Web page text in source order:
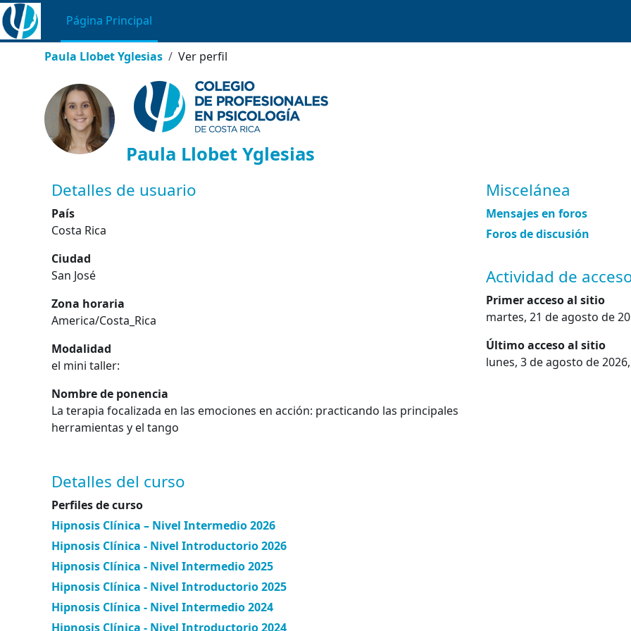
Salta al contenido principal
Página Principal
Paula Llobet Yglesias Ver perfil
Paula Llobet Yglesias
Perfil de usuario
Bloques de contenido principales
Detalles de usuario
País
Costa Rica
Ciudad
San José
Zona horaria
America/Costa_Rica
Modalidad
el mini taller:
Nombre de ponencia
La terapia focalizada en las emociones en acción: practicando las principales
herramientas y el tango
Detalles del curso
Perfiles de curso
Hipnosis Clínica – Nivel Intermedio 2026
Hipnosis Clínica - Nivel Introductorio 2026
Hipnosis Clínica - Nivel Intermedio 2025
Hipnosis Clínica - Nivel Introductorio 2025
Hipnosis Clínica - Nivel Intermedio 2024
Hipnosis Clínica - Nivel Introductorio 2024
Miscelánea
Mensajes en foros
Foros de discusión
Actividad de
Primer acceso al sitio
martes, 21 de agosto de
Último acceso al sitio
lunes, 3 de agosto de